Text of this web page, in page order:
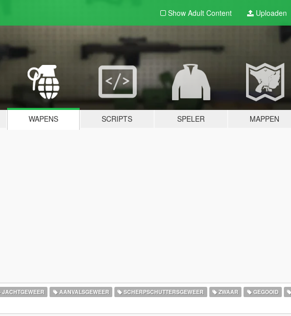
Show Adult Content Uploaden
WAPENS SCRIPTS SPELER MAPPEN
JACHTGEWEER AANVALSGEWEER SCHERPSCHUTTERSGEWEER ZWAAR GEGOOID